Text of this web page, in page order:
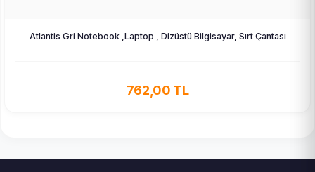
Atlantis Gri Notebook ,Laptop , Dizüstü Bilgisayar, Sırt Çantası
762,00 TL